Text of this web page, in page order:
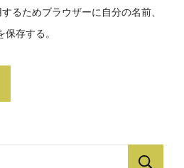
るためブラウザーに自分の名前、
存する。